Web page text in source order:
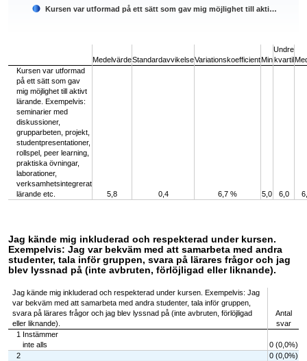
Kursen var utformad på ett sätt som gav mig möjlighet till akti…
MedelvärdeStandardavvikelseVariationskoefficientMin
Undre
kvartil
Kursen var utformad
på ett sätt som gav
mig möjlighet till aktivt
lärande. Exempelvis:
seminarier med
diskussioner,
grupparbeten, projekt,
studentpresentationer,
rollspel, peer learning,
praktiska övningar,
laborationer,
verksamhetsintegrerat
lärande etc.
5,8 0,4 6,7 % 5,0 6,0
Jag kände mig inkluderad och respekterad under kursen.
Exempelvis: Jag var bekväm med att samarbeta med andra
studenter, tala inför gruppen, svara på lärares frågor och jag
blev lyssnad på (inte avbruten, förlöjligad eller liknande).
Jag kände mig inkluderad och respekterad under kursen. Exempelvis: Jag
var bekväm med att samarbeta med andra studenter, tala inför gruppen,
svara på lärares frågor och jag blev lyssnad på (inte avbruten, förlöjligad
eller liknande).
Antal
svar
1 Instämmer
inte alls
0 (0,0%)
2
0 (0,0%)